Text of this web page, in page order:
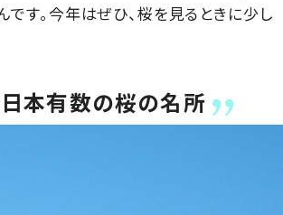
す。今年はぜひ、桜を見るときに少し
日本有数の桜の名所